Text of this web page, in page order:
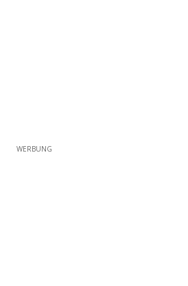
WERBUNG